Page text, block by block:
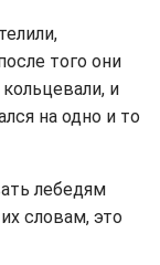
того они
и
на одно и то
лебедям
словам, это